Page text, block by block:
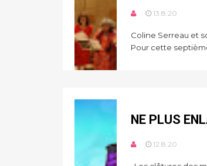
13.8.20
Coline Serreau et
Pour cette
NE PLUS
12.8.20